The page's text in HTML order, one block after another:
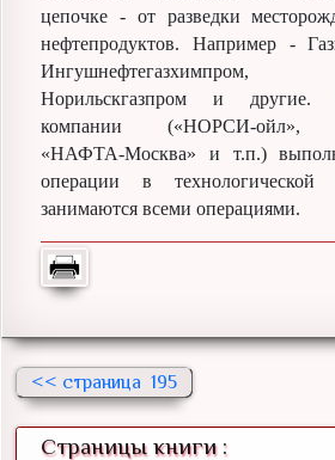
цепочке - от разведки
нефтепродуктов. Например -
Ингушнефтегазхимпром,
Норильскгазпром и другие.
компании («НОРСИ-ойл»,
«НАФТА-Москва» и т.п.)
операции в
занимаются всеми операциями.
<< 195
Страницы книги :